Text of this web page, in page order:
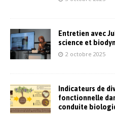
Entretien avec
science et
2 octobre 2025
Indicateurs de
fonctionnelle
conduite